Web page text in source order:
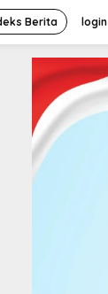
Berita login